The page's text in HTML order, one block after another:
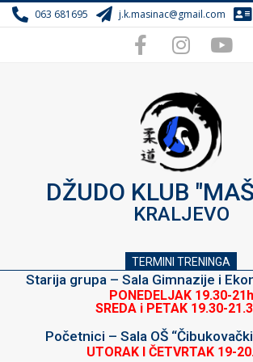
Skip
to
063 681695 j.k.masinac@gmail.com
DŽUDO KLUB
KRALJEVO
TERMINI TRENINGA
Starija grupa – Sala Gimnazije i
PONEDELJAK 19.30-21h
SREDA i PETAK 19.30-
Početnici – Sala OŠ
UTORAK I ČETVRTAK 19-